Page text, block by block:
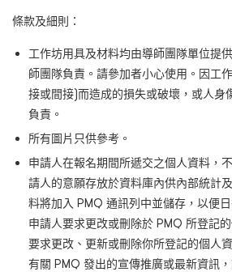
條款及細則：
工作坊用具及材料均由導師團隊單位提
師團隊負責。請參加者小心使用。因工
接或間接)而造成的損失或破壞，或人身
負責。
所有圖片只供參考。
申請人在報名期間所遞交之個人資料，
請人的意願存放於資料庫內供內部統計
料將加入 PMQ 通訊列中並儲存，以便
申請人要求更改或刪除於 PMQ 所登記
要求更改、更新或刪除你所登記的個人
有關 PMQ 發出的宣傳推廣或最新資訊